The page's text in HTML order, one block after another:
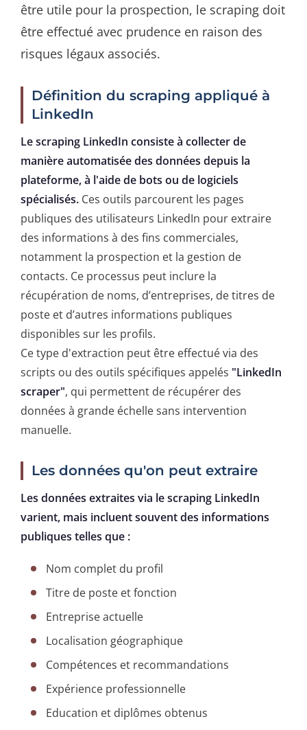
être utile pour la prospection, le scraping doit
être effectué avec prudence en raison des
risques légaux associés.
Définition du scraping appliqué à
LinkedIn
Le scraping LinkedIn consiste à collecter de
manière automatisée des données depuis la
plateforme, à l'aide de bots ou de logiciels
spécialisés. Ces outils parcourent les pages
publiques des utilisateurs LinkedIn pour extraire
des informations à des fins commerciales,
notamment la prospection et la gestion de
contacts. Ce processus peut inclure la
récupération de noms, d’entreprises, de titres de
poste et d’autres informations publiques
disponibles sur les profils.
Ce type d'extraction peut être effectué via des
scripts ou des outils spécifiques appelés "LinkedIn
scraper", qui permettent de récupérer des
données à grande échelle sans intervention
manuelle.
Les données qu'on peut extraire
Les données extraites via le scraping LinkedIn
varient, mais incluent souvent des informations
publiques telles que :
Nom complet du profil
Titre de poste et fonction
Entreprise actuelle
Localisation géographique
Compétences et recommandations
Expérience professionnelle
Education et diplômes obtenus